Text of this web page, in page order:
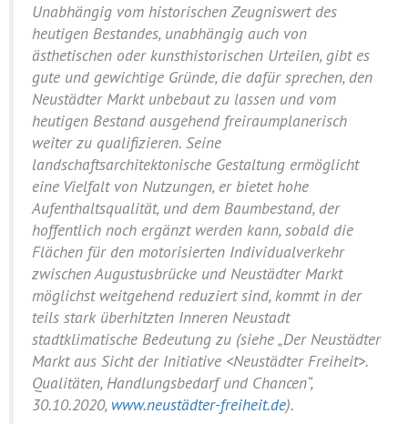
Unabhängig vom historischen Zeugniswert des
heutigen Bestandes, unabhängig auch von
ästhetischen oder kunsthistorischen Urteilen, gibt es
gute und gewichtige Gründe, die dafür sprechen, den
Neustädter Markt unbebaut zu lassen und vom
heutigen Bestand ausgehend freiraumplanerisch
weiter zu qualifizieren. Seine
landschaftsarchitektonische Gestaltung ermöglicht
eine Vielfalt von Nutzungen, er bietet hohe
Aufenthaltsqualität, und dem Baumbestand, der
hoffentlich noch ergänzt werden kann, sobald die
Flächen für den motorisierten Individualverkehr
zwischen Augustusbrücke und Neustädter Markt
möglichst weitgehend reduziert sind, kommt in der
teils stark überhitzten Inneren Neustadt
stadtklimatische Bedeutung zu (siehe „Der Neustädter
Markt aus Sicht der Initiative <Neustädter Freiheit>.
Qualitäten, Handlungsbedarf und Chancen“,
30.10.2020, www.neustädter-freiheit.de).